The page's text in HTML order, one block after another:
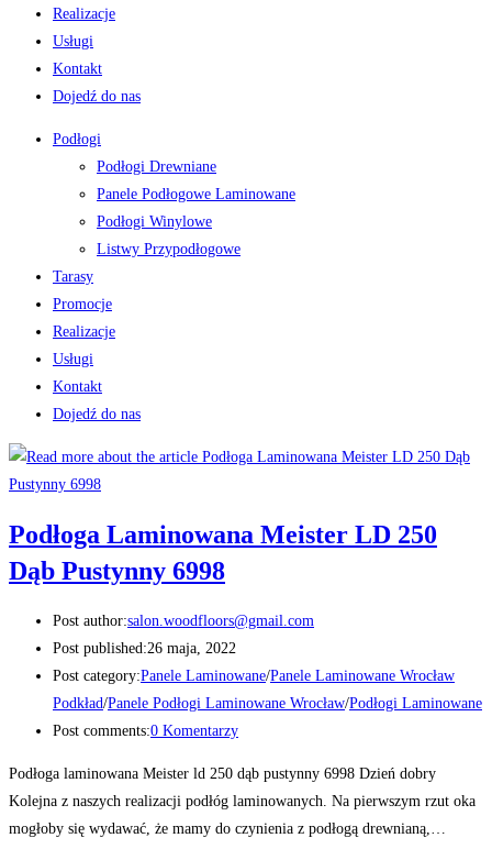
Realizacje
Usługi
Kontakt
Dojedź do nas
Podłogi
Podłogi Drewniane
Panele Podłogowe Laminowane
Podłogi Winylowe
Listwy Przypodłogowe
Tarasy
Promocje
Realizacje
Usługi
Kontakt
Dojedź do nas
Podłoga Laminowana Meister LD 250
Dąb Pustynny 6998
Post author:salon.woodfloors@gmail.com
Post published:26 maja, 2022
Post category:Panele Laminowane/Panele Laminowane Wrocław
Podkład/Panele Podłogi Laminowane Wrocław/Podłogi Laminowane
Post comments:0 Komentarzy
Podłoga laminowana Meister ld 250 dąb pustynny 6998 Dzień dobry
Kolejna z naszych realizacji podłóg laminowanych. Na pierwszym rzut oka
mogłoby się wydawać, że mamy do czynienia z podłogą drewnianą,…